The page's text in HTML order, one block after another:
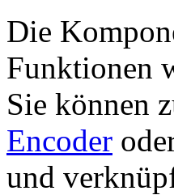
Die
Funktionen
Sie können
Encoder
und